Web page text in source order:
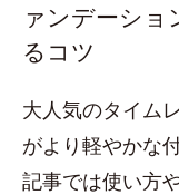
ァンデーシ
るコツ
大人気のタイム
がより軽やかな
記事では使い方